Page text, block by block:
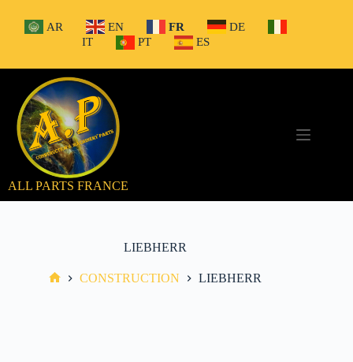
contenu
AR EN FR
DE
IT
PT ES
ALL PARTS FRANCE
LIEBHERR
CONSTRUCTION LIEBHERR